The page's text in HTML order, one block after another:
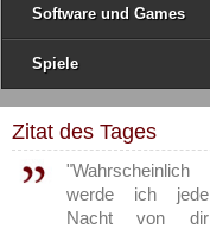
Software und Games
Spiele
Zitat des Tages
"Wahrscheinlich
werde ich jede
Nacht von dir